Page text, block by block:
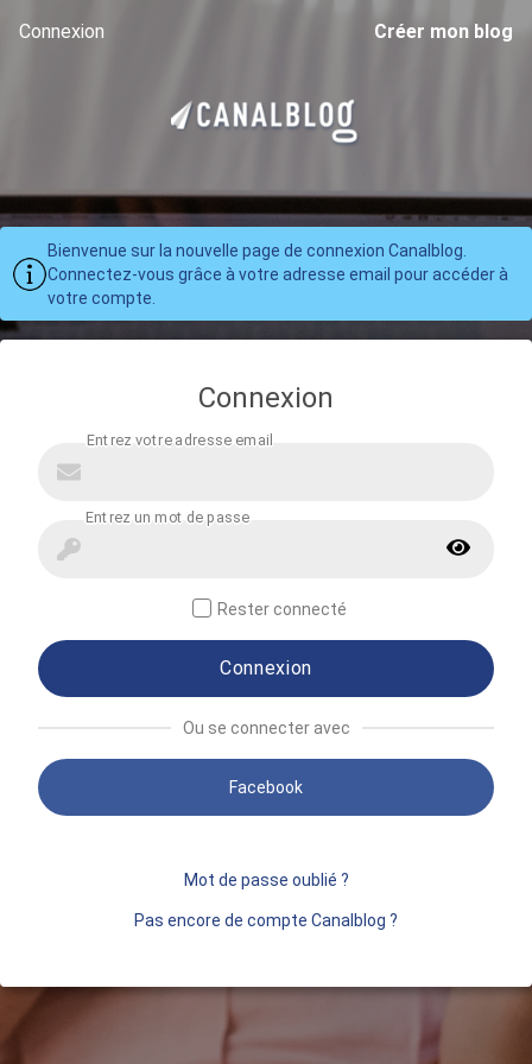
Connexion Créer mon blog
Bienvenue sur la nouvelle page de connexion Canalblog.
Connectez-vous grâce à votre adresse email pour accéder à
votre compte.
Connexion
Rester connecté
Connexion
Ou se connecter avec
Facebook
Mot de passe oublié ?
Pas encore de compte Canalblog ?